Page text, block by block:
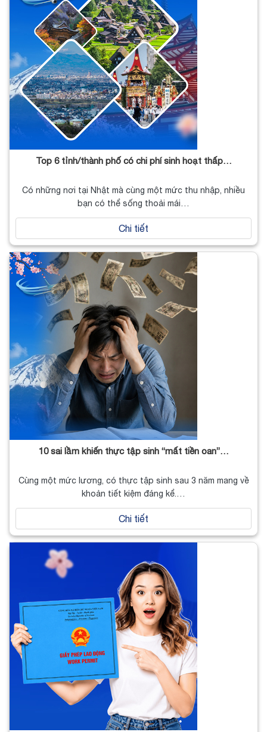
Top 6 tỉnh/thành phố có chi phí sinh hoạt thấp…
Có những nơi tại Nhật mà cùng một mức thu nhập, nhiều
bạn có thể sống thoải mái…
Chi tiết
10 sai lầm khiến thực tập sinh “mất tiền oan”…
Cùng một mức lương, có thực tập sinh sau 3 năm mang về
khoản tiết kiệm đáng kể.…
Chi tiết